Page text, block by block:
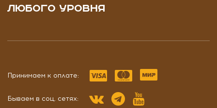
ЛЮБОГО УРОВНЯ
Принимаем к оплате:
Бываем в соц. сетях: